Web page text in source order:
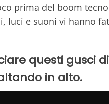
prima del boom
luci e suoni vi hanno
questi gusci
in alto.